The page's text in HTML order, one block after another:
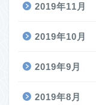
2019年11月
2019年10月
2019年9月
2019年8月